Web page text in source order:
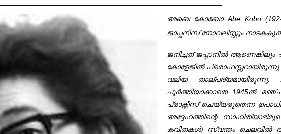
അബെ കോബോ Abe Kobo (1924-
ജാപ്പനീസ് നോവലിസ്റ്റും
ജനിച്ചത് ജപ്പാനിൽ
കോളേജിൽ പ്രൊഫസ്സറായിരുന്നു
വലിയ താല്പര്യമായിരുന്നു.
പൂർത്തിയാക്കാതെ 1945ൽ
പ്രാക്റ്റീസ് ചെയ്യരുതെന്ന
അദ്ദേഹത്തിന്റെ
കവിതകൾ) സ്വന്തം ചെലവിൽ